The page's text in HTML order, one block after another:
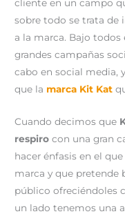
r
)
cliente en un campo
sobre todo se trata de
a la marca. Bajo todos
grandes campañas
cabo en social media,
que la marca Kit Kat
Cuando decimos que
respiro con una gran
hacer énfasis en el
marca y que pretende
público ofreciéndoles
un lado tenemos una